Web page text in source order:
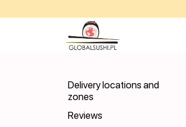
Delivery locations and
zones
Reviews